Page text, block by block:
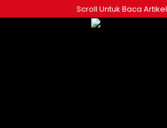
to
Scroll Untuk Baca Artikel